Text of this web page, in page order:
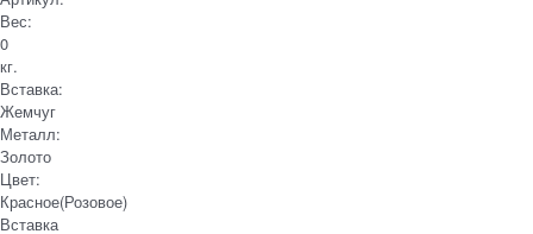
Вес:
0
кг.
Вставка:
Жемчуг
Металл:
Золото
Цвет:
Красное(Розовое)
Вставка